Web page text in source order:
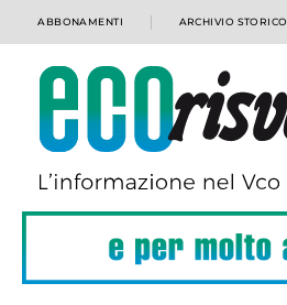
ABBONAMENTI ARCHIVIO STORICO